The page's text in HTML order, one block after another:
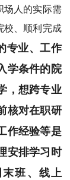
人的实际需
校、顺利完成
专业、工作
学条件的院
，想跨专业
核对在职研
作经验等是
安排学习时
班、线上